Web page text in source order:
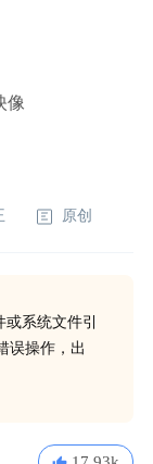
像
原创
系统文件引
误操作，出